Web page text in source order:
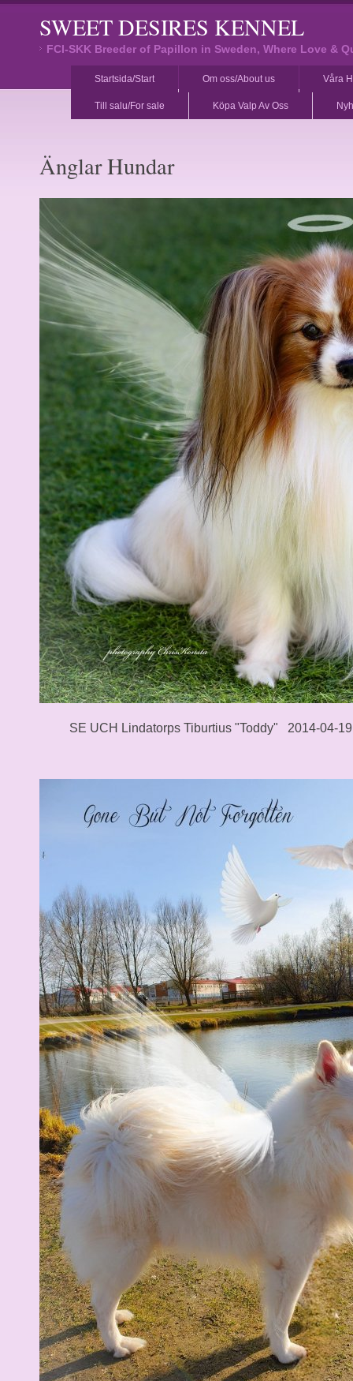
SWEET DESIRES KENNEL
FCI-SKK Breeder of Papillon in Sweden, Where Love &
Startsida/Start Om oss/About us Våra
Till salu/For sale Köpa Valp Av Oss
Änglar Hundar
SE UCH Lindatorps Tiburtius "Toddy" 2014-04-